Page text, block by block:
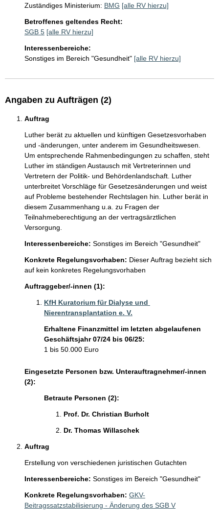
Zuständiges Ministerium: BMG [alle RV hierzu]
Betroffenes geltendes Recht:
SGB 5 [alle RV hierzu]
Interessenbereiche:
Sonstiges im Bereich "Gesundheit" [alle RV hierzu]
Angaben zu Aufträgen (2)
Auftrag
Luther berät zu aktuellen und künftigen Gesetzesvorhaben
und -änderungen, unter anderem im Gesundheitswesen.
Um entsprechende Rahmenbedingungen zu schaffen, steht
Luther im ständigen Austausch mit Vertreterinnen und
Vertretern der Politik- und Behördenlandschaft. Luther
unterbreitet Vorschläge für Gesetzesänderungen und weist
auf Probleme bestehender Rechtslagen hin. Luther berät in
diesem Zusammenhang u.a. zu Fragen der
Teilnahmeberechtigung an der vertragsärztlichen
Versorgung.
Interessenbereiche: Sonstiges im Bereich "Gesundheit"
Konkrete Regelungsvorhaben: Dieser Auftrag bezieht sich
auf kein konkretes Regelungsvorhaben
Auftraggeber/-innen (1):
KfH Kuratorium für Dialyse und
Nierentransplantation e. V.
Erhaltene Finanzmittel im letzten abgelaufenen
Geschäftsjahr 07/24 bis 06/25:
1 bis 50.000 Euro
Eingesetzte Personen bzw. Unterauftragnehmer/-innen
(2):
Betraute Personen (2):
Prof. Dr. Christian Burholt
Dr. Thomas Willaschek
Auftrag
Erstellung von verschiedenen juristischen Gutachten
Interessenbereiche: Sonstiges im Bereich "Gesundheit"
Konkrete Regelungsvorhaben: GKV-
Beitragssatzstabilisierung - Änderung des SGB V